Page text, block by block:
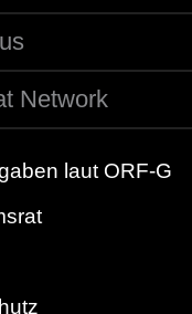
Network
laut ORF-G